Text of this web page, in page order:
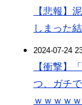
【悲報】
しまった
2024-07-24
【衝撃】
つ、ガチ
ｗｗｗｗｗ